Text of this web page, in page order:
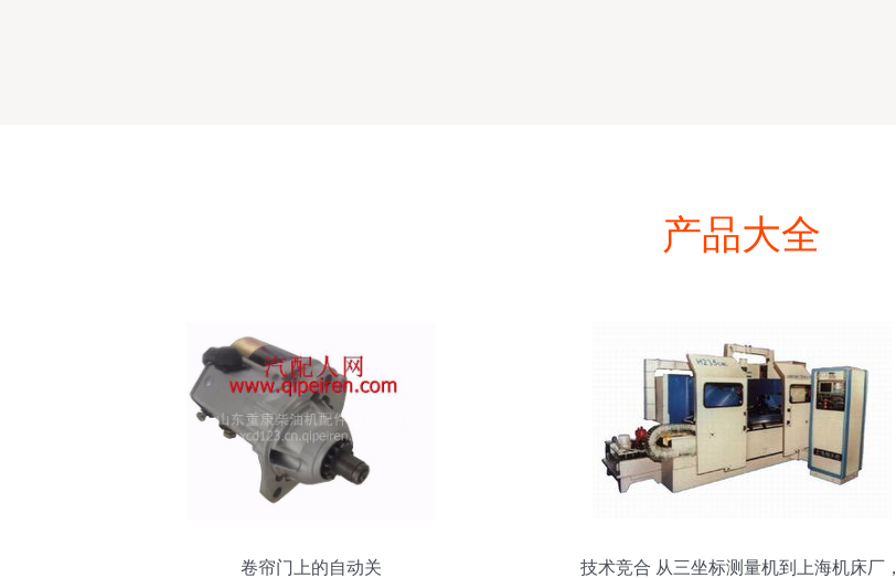
产品大全
卷帘门上的自动关
技术竞合 从三坐标测量机到上海机床厂，